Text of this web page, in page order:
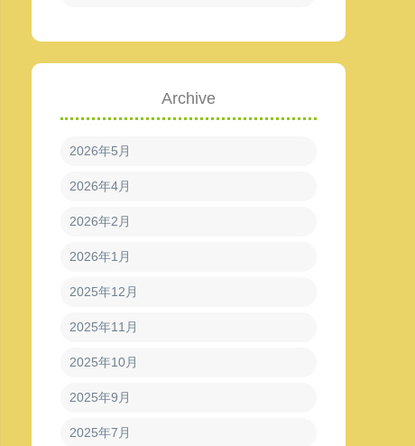
Archive
2026年5月
2026年4月
2026年2月
2026年1月
2025年12月
2025年11月
2025年10月
2025年9月
2025年7月